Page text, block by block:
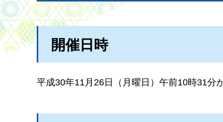
開催日時
平成30年11月26日（月曜日）午前10時31分